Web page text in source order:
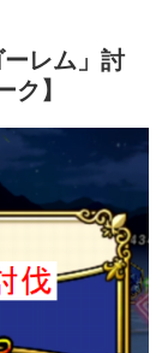
レム」討
ク】